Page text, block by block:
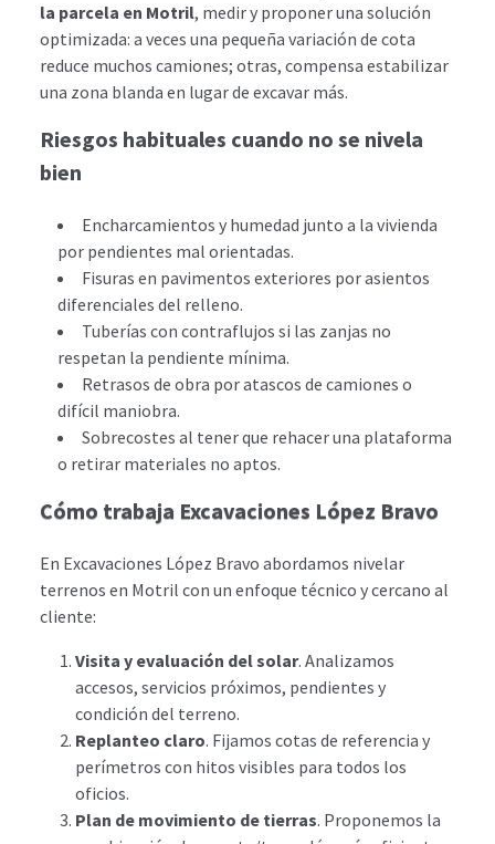
la parcela en Motril, medir y proponer una solución
optimizada: a veces una pequeña variación de cota
reduce muchos camiones; otras, compensa estabilizar
una zona blanda en lugar de excavar más.
Riesgos habituales cuando no se nivela
bien
Encharcamientos y humedad junto a la vivienda
por pendientes mal orientadas.
Fisuras en pavimentos exteriores por asientos
diferenciales del relleno.
Tuberías con contraflujos si las zanjas no
respetan la pendiente mínima.
Retrasos de obra por atascos de camiones o
difícil maniobra.
Sobrecostes al tener que rehacer una plataforma
o retirar materiales no aptos.
Cómo trabaja Excavaciones López Bravo
En Excavaciones López Bravo abordamos nivelar
terrenos en Motril con un enfoque técnico y cercano al
cliente:
Visita y evaluación del solar. Analizamos
accesos, servicios próximos, pendientes y
condición del terreno.
Replanteo claro. Fijamos cotas de referencia y
perímetros con hitos visibles para todos los
oficios.
Plan de movimiento de tierras. Proponemos la